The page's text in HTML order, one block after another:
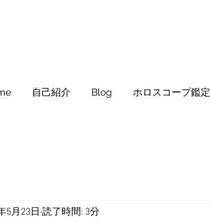
自己紹介 Blog ホロスコープ鑑
5月23日 読了時間: 3分